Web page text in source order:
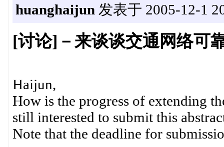
huanghaijun 发表于 2005-12-1
[讨论]－来谈谈交通网络可
Haijun,
How is the progress of extending
still interested to submit this
Note that the deadline for